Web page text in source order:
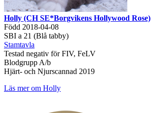
Holly (CH SE*Borgvikens Hollywood Rose)
Född 2018-04-08
SBI a 21 (Blå tabby)
Stamtavla
Testad negativ för FIV, FeLV
Blodgrupp A/b
Hjärt- och Njurscannad 2019
Läs mer om Holly